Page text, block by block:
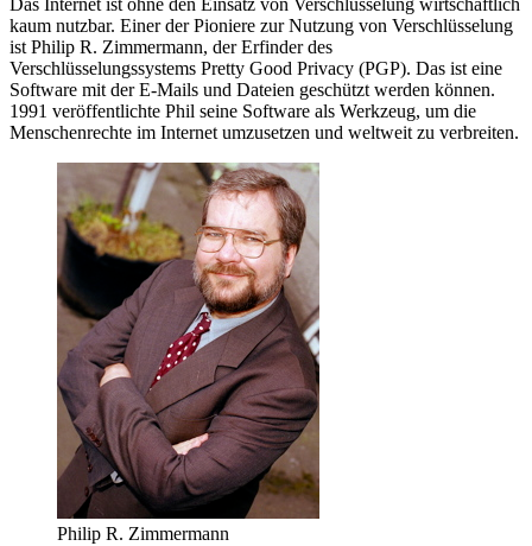
Das Internet ist ohne den Einsatz von Verschlüsselung wirtschaftlich
kaum nutzbar. Einer der Pioniere zur Nutzung von Verschlüsselung
ist Philip R. Zimmermann, der Erfinder des
Verschlüsselungssystems Pretty Good Privacy (PGP). Das ist eine
Software mit der E-Mails und Dateien geschützt werden können.
1991 veröffentlichte Phil seine Software als Werkzeug, um die
Menschenrechte im Internet umzusetzen und weltweit zu verbreiten.
Philip R. Zimmermann